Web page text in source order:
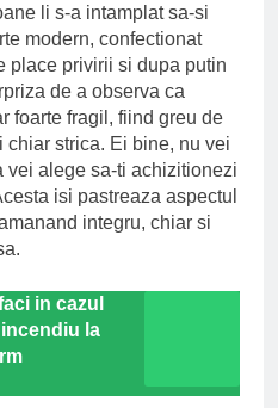
li s-a intamplat sa-si
modern, confectionat
place privirii si dupa putin
de a observa ca
foarte fragil, fiind greu de
chiar strica. Ei bine, nu vei
vei alege sa-ti achizitionezi
isi pastreaza aspectul
integru, chiar si
in cazul
la